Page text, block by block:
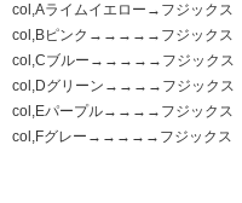
col,Aライムイエロー→フジック
col,Bピンク→→→→→フジックス
col,Cブルー→→→→→フジックス
col,Dグリーン→→→→フジックス
col,Eパープル→→→→フジックス
col,Fグレー→→→→→フジックス